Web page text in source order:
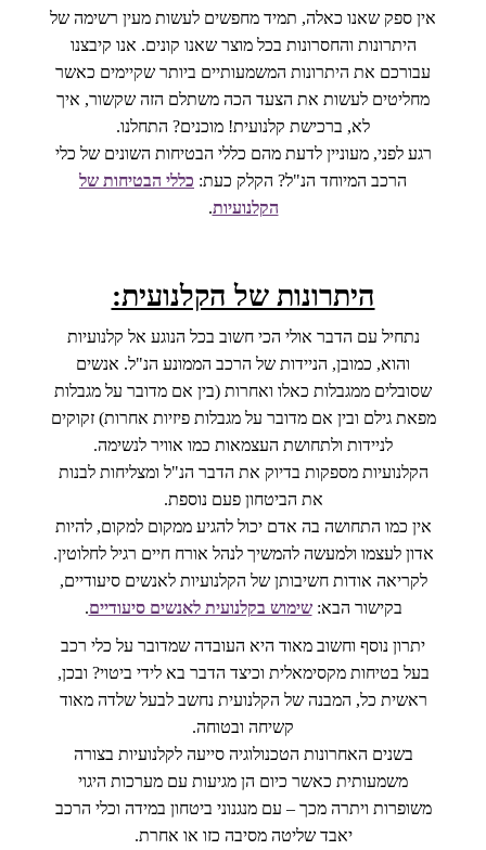
אין ספק שאנו כאלה, תמיד מחפשים לעשות מעין רשימה של
היתרונות והחסרונות בכל מוצר שאנו קונים. אנו קיבצנו
עבורכם את היתרונות המשמעותיים ביותר שקיימים כאשר
מחליטים לעשות את הצעד הכה משתלם הזה שקשור, איך
לא, ברכישת קלנועית! מוכנים? התחלנו.
רגע לפני, מעוניין לדעת מהם כללי הבטיחות השונים של כלי
הרכב המיוחד הנ"ל? הקלק כעת: כללי הבטיחות של
הקלנועיות.
היתרונות של הקלנועית:
נתחיל עם הדבר אולי הכי חשוב בכל הנוגע אל קלנועיות
והוא, כמובן, הניידות של הרכב הממונע הנ"ל. אנשים
שסובלים ממגבלות כאלו ואחרות (בין אם מדובר על מגבלות
מפאת גילם ובין אם מדובר על מגבלות פיזיות אחרות) זקוקים
לניידות ולתחושת העצמאות כמו אוויר לנשימה.
הקלנועיות מספקות בדיוק את הדבר הנ"ל ומצליחות לבנות
את הביטחון פעם נוספת.
אין כמו התחושה בה אדם יכול להגיע ממקום למקום, להיות
אדון לעצמו ולמעשה להמשיך לנהל אורח חיים רגיל לחלוטין.
לקריאה אודות חשיבותן של הקלנועיות לאנשים סיעודיים,
בקישור הבא:שימוש בקלנועית לאנשים סיעודיים.
יתרון נוסף וחשוב מאוד היא העובדה שמדובר על כלי רכב
בעל בטיחות מקסימאלית וכיצד הדבר בא לידי ביטוי? ובכן,
ראשית כל, המבנה של הקלנועית נחשב לבעל שלדה מאוד
קשיחה ובטוחה.
בשנים האחרונות הטכנולוגיה סייעה לקלנועיות בצורה
משמעותית כאשר כיום הן מגיעות עם מערכות היגוי
משופרות ויתרה מכך – עם מנגנוני ביטחון במידה וכלי הרכב
יאבד שליטה מסיבה כזו או אחרת.